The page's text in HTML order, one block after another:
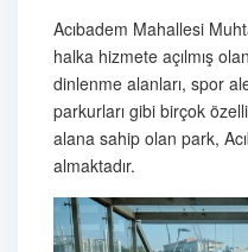
Acıbadem Mahallesi
halka hizmete açılmış
dinlenme alanları, spor
parkurları gibi birçok
alana sahip olan park,
almaktadır.